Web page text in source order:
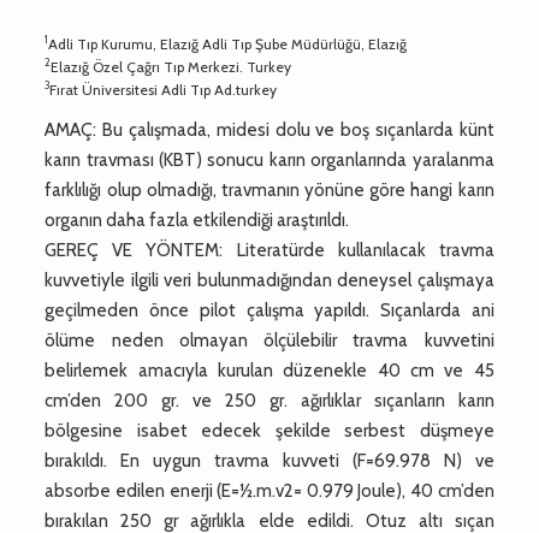
1Adli Tıp Kurumu, Elazığ Adli Tıp Şube Müdürlüğü, Elazığ
2Elazığ Özel Çağrı Tıp Merkezi. Turkey
3Fırat Üniversitesi Adli Tıp Ad.turkey
AMAÇ: Bu çalışmada, midesi dolu ve boş sıçanlarda künt
karın travması (KBT) sonucu karın organlarında yaralanma
farklılığı olup olmadığı, travmanın yönüne göre hangi karın
organın daha fazla etkilendiği araştırıldı.
GEREÇ VE YÖNTEM: Literatürde kullanılacak travma
kuvvetiyle ilgili veri bulunmadığından deneysel çalışmaya
geçilmeden önce pilot çalışma yapıldı. Sıçanlarda ani
ölüme neden olmayan ölçülebilir travma kuvvetini
belirlemek amacıyla kurulan düzenekle 40 cm ve 45
cm’den 200 gr. ve 250 gr. ağırlıklar sıçanların karın
bölgesine isabet edecek şekilde serbest düşmeye
bırakıldı. En uygun travma kuvveti (F=69.978 N) ve
absorbe edilen enerji (E=½.m.v2= 0.979 Joule), 40 cm’den
bırakılan 250 gr ağırlıkla elde edildi. Otuz altı sıçan